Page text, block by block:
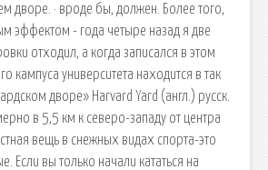
дворе. · вроде бы, должен. Более того,
эффектом - года четыре назад я две
отходил, а когда записался в этом
кампуса университета находится в так
дворе» Harvard Yard (англ.) русск.
в 5,5 км к северо-западу от центра
вещь в снежных видах спорта-это
Если вы только начали кататься на